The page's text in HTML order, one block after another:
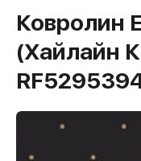
Ковролин
(Хайлайн